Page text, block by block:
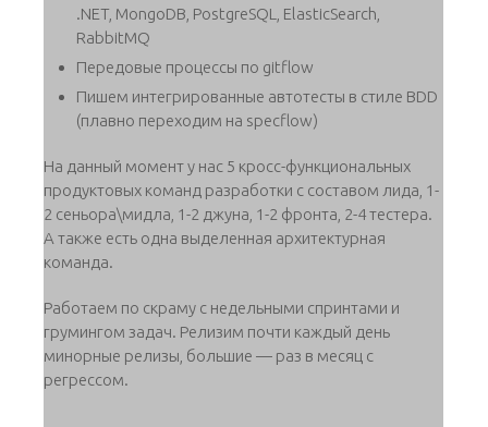
.NET, MongoDB, PostgreSQL, ElasticSearch,
RabbitMQ
Передовые процессы по gitflow
Пишем интегрированные автотесты в стиле BDD
(плавно переходим на specflow)
На данный момент у нас 5 кросс-функциональных
продуктовых команд разработки с составом лида, 1-
2 сеньора\мидла, 1-2 джуна, 1-2 фронта, 2-4 тестера.
А также есть одна выделенная архитектурная
команда.
Работаем по скраму с недельными спринтами и
грумингом задач. Релизим почти каждый день
минорные релизы, большие — раз в месяц с
регрессом.